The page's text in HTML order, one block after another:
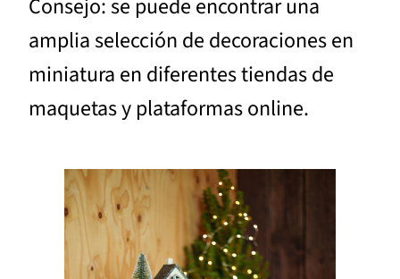
Consejo: se puede encontrar una
amplia selección de decoraciones en
miniatura en diferentes tiendas de
maquetas y plataformas online.